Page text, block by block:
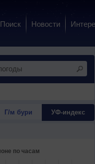
Поиск Новости
Г/м бури УФ-индекс